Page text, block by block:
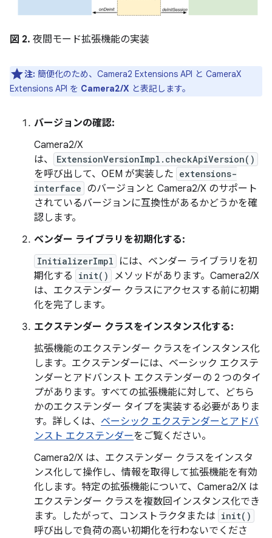
図 2. 夜間モード拡張機能の実装
注: 簡便化のため、Camera2 Extensions API と CameraX
Extensions API を Camera2/X と表記します。
バージョンの確認:
Camera2/X
は、
ExtensionVersionImpl.checkApiVersion()
を呼び出して、OEM が実装した extensions-
interface のバージョンと Camera2/X のサポート
されているバージョンに互換性があるかどうかを確
認します。
ベンダー ライブラリを初期化する:
InitializerImpl
には、ベンダー ライブラリを初
期化する
init()
メソッドがあります。Camera2/X
は、エクステンダー クラスにアクセスする前に初期
化を完了します。
エクステンダー クラスをインスタンス化する:
拡張機能のエクステンダー クラスをインスタンス化
します。エクステンダーには、ベーシック エクステ
ンダーとアドバンスト エクステンダーの 2 つのタイ
プがあります。すべての拡張機能に対して、どちら
かのエクステンダー タイプを実装する必要がありま
す。詳しくは、 ベーシック エクステンダーとアドバ
ンスト エクステンダーをご覧ください。
Camera2/X は、エクステンダー クラスをインスタ
ンス化して操作し、情報を取得して拡張機能を有効
化します。特定の拡張機能について、Camera2/X は
エクステンダー クラスを複数回インスタンス化でき
ます。したがって、コンストラクタまたは init()
呼び出しで負荷の高い初期化を行わないでくださ